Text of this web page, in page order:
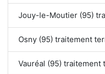
Jouy-le-Moutier (95)
Osny (95) traitement
Vauréal (95) traitement